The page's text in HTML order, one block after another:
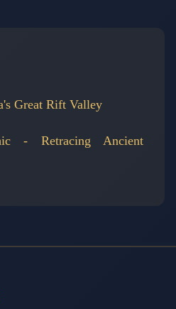
Great Rift Valley
- Retracing Ancient